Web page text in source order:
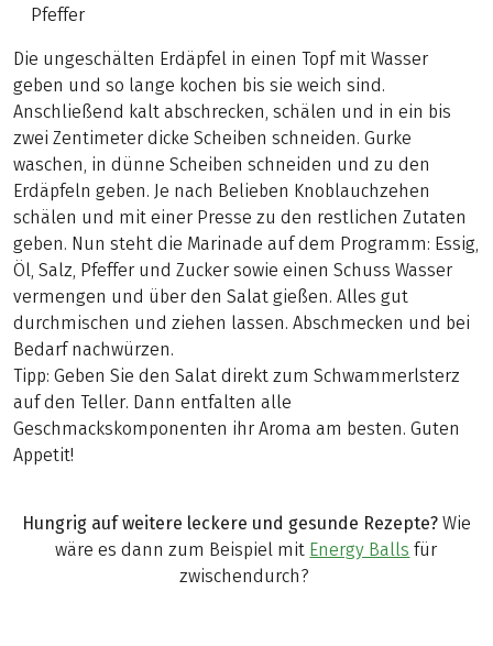
Pfeffer
Die ungeschälten Erdäpfel in einen Topf mit Wasser
geben und so lange kochen bis sie weich sind.
Anschließend kalt abschrecken, schälen und in ein bis
zwei Zentimeter dicke Scheiben schneiden. Gurke
waschen, in dünne Scheiben schneiden und zu den
Erdäpfeln geben. Je nach Belieben Knoblauchzehen
schälen und mit einer Presse zu den restlichen Zutaten
geben. Nun steht die Marinade auf dem Programm: Essig,
Öl, Salz, Pfeffer und Zucker sowie einen Schuss Wasser
vermengen und über den Salat gießen. Alles gut
durchmischen und ziehen lassen. Abschmecken und bei
Bedarf nachwürzen.
Tipp: Geben Sie den Salat direkt zum Schwammerlsterz
auf den Teller. Dann entfalten alle
Geschmackskomponenten ihr Aroma am besten. Guten
Appetit!
Hungrig auf weitere leckere und gesunde Rezepte?Wie
wäre es dann zum Beispiel mit Energy Balls für
zwischendurch?